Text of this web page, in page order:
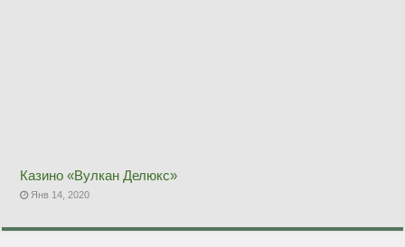
Казино «Вулкан Делюкс»
Янв 14, 2020